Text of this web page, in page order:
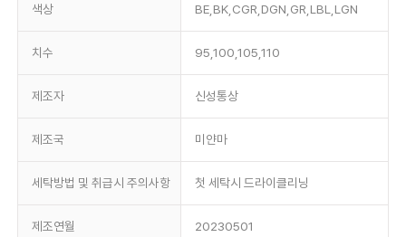
색상 BE,BK,CGR,DGN,GR,LBL,LGN
치수 95,100,105,110
제조자 신성통상
제조국 미얀마
세탁방법 및 취급시 주의사항 첫 세탁시 드라이클리닝
제조연월 20230501